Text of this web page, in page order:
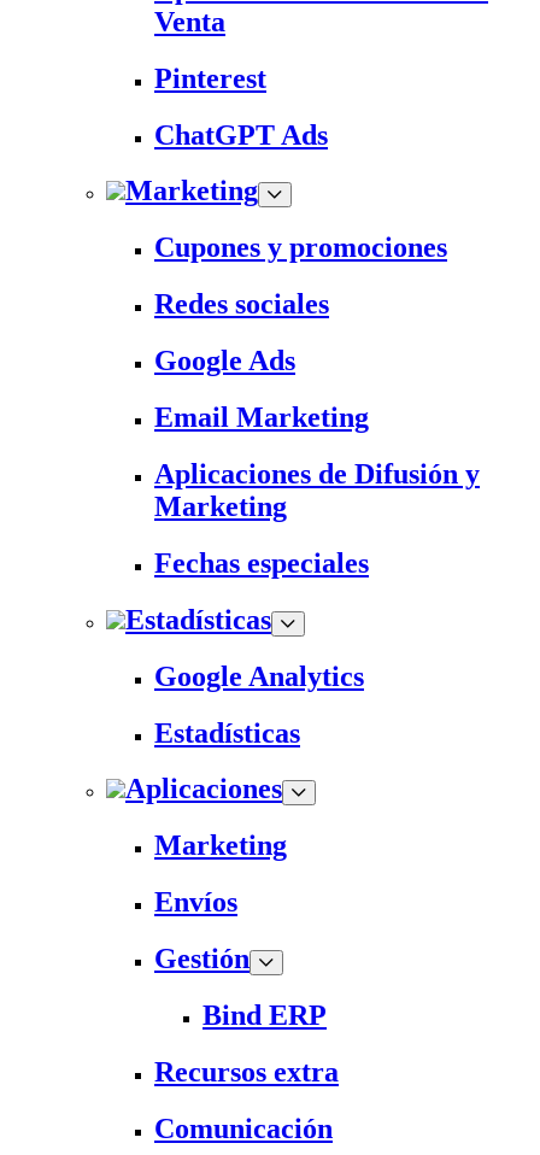
Venta
Pinterest
ChatGPT Ads
Marketing
Cupones y promociones
Redes sociales
Google Ads
Email Marketing
Aplicaciones de Difusión y
Marketing
Fechas especiales
Estadísticas
Google Analytics
Estadísticas
Aplicaciones
Marketing
Envíos
Gestión
Bind ERP
Recursos extra
Comunicación